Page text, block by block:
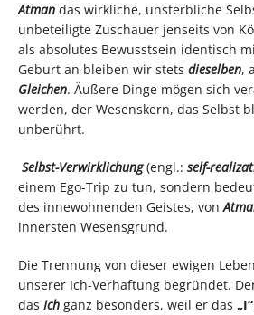
Atman das wirkliche, unsterbliche
unbeteiligte Zuschauer jenseits von
als absolutes Bewusstsein identisch
Geburt an bleiben wir stets dieselben,
Gleichen. Äußere Dinge mögen sich
werden, der Wesenskern, das Selbst
unberührt.
Selbst-Verwirklichung(engl.: self-
einem Ego-Trip zu tun, sondern
des innewohnenden Geistes, von
innersten Wesensgrund.
Die Trennung von dieser ewigen
unserer Ich-Verhaftung begründet.
das Ich ganz besonders, weil er das „I“